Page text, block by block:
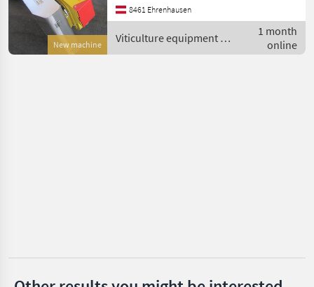
Viticulture
Equipment
Leaf
Separators
New machine
Drehvorrichtung,
Seitenverschub,
Edelstahlwalze mit
8461 Ehrenhausen
Viticulture equipment /
KMS Rinklin
1 month
online